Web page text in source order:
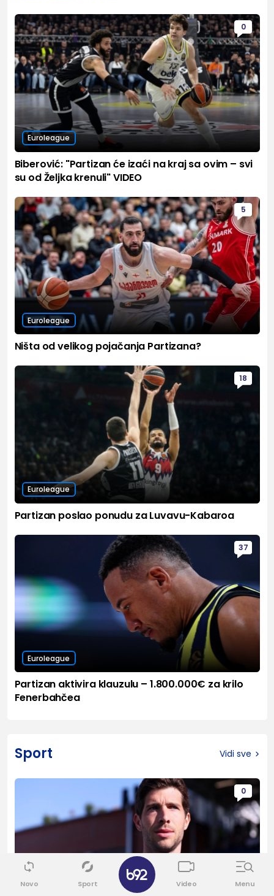
0
Euroleague
Biberović: "Partizan će izaći na kraj sa ovim – svi
su od Željka krenuli" VIDEO
5
Euroleague
Ništa od velikog pojačanja Partizana?
18
Euroleague
Partizan poslao ponudu za Luvavu-Kabaroa
37
Euroleague
Partizan aktivira klauzulu – 1.800.000€ za krilo
Fenerbahčea
Sport Vidi sve
0
Novo Sport Video Menu
✕